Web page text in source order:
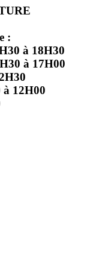
:
à 18H30
à 17H00
à 12H00